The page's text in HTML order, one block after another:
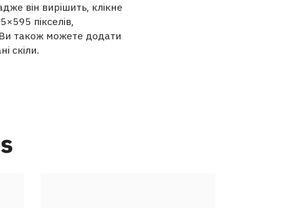
він вирішить, клікне
пікселів,
також можете додати
скіли.